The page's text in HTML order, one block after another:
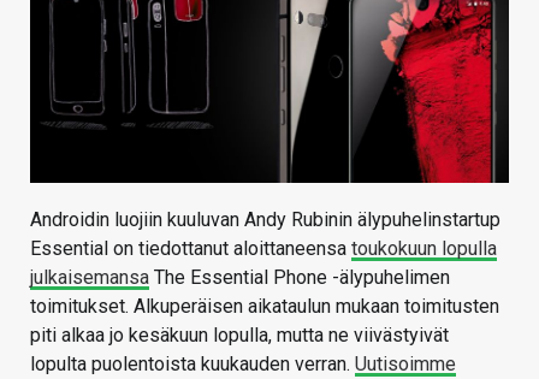
HAKU
Androidin luojiin kuuluvan Andy Rubinin älypuhelinstartup
Essential on tiedottanut aloittaneensa toukokuun lopulla
julkaisemansa The Essential Phone -älypuhelimen
toimitukset. Alkuperäisen aikataulun mukaan toimitusten
piti alkaa jo kesäkuun lopulla, mutta ne viivästyivät
lopulta puolentoista kuukauden verran. Uutisoimme